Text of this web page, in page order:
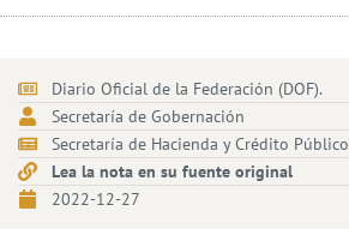
Diario Oficial de la Federación (DOF).
Secretaría de Gobernación
Secretaría de Hacienda y Crédito Público
Lea la nota en su fuente original
2022-12-27